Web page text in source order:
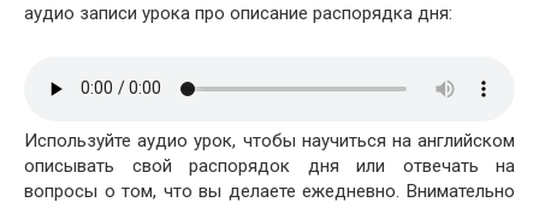
аудио записи урока про описание распорядка дня:
Используйте аудио урок, чтобы научиться на английском
описывать свой распорядок дня или отвечать на
вопросы о том, что вы делаете ежедневно. Внимательно